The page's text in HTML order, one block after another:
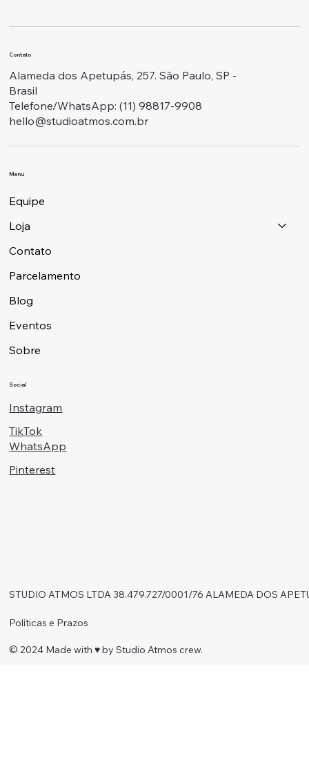
Contato
Alameda dos Apetupás, 257. São Paulo, SP -
Brasil
Telefone/WhatsApp: ‭(11) 98817-9908
hello@studioatmos.com.br
Menu
Equipe
Loja
Contato
Parcelamento
Blog
Eventos
Sobre
Social
Instagram
TikTok
WhatsApp
Pinterest
STUDIO ATMOS LTDA 38.479.727/0001/76 ALAMEDA DOS
Políticas e Prazos
© 2024 Made with ♥︎ by Studio Atmos crew.